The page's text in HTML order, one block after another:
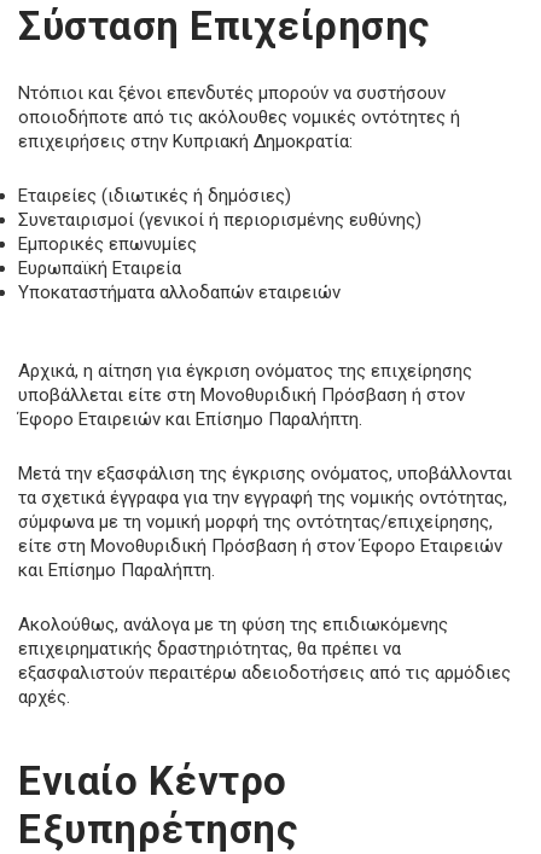
Σύσταση Επιχείρησης
Ντόπιοι και ξένοι επενδυτές μπορούν να συστήσουν
οποιοδήποτε από τις ακόλουθες νομικές οντότητες ή
επιχειρήσεις στην Κυπριακή Δημοκρατία:
Εταιρείες (ιδιωτικές ή δημόσιες)
Συνεταιρισμοί (γενικοί ή περιορισμένης ευθύνης)
Εμπορικές επωνυμίες
Ευρωπαϊκή Εταιρεία
Υποκαταστήματα αλλοδαπών εταιρειών
Αρχικά, η αίτηση για έγκριση ονόματος της επιχείρησης
υποβάλλεται είτε στη Μονοθυριδική Πρόσβαση ή στον
Έφορο Εταιρειών και Επίσημο Παραλήπτη.
Μετά την εξασφάλιση της έγκρισης ονόματος, υποβάλλονται
τα σχετικά έγγραφα για την εγγραφή της νομικής οντότητας,
σύμφωνα με τη νομική μορφή της οντότητας/επιχείρησης,
είτε στη Μονοθυριδική Πρόσβαση ή στον Έφορο Εταιρειών
και Επίσημο Παραλήπτη.
Ακολούθως, ανάλογα με τη φύση της επιδιωκόμενης
επιχειρηματικής δραστηριότητας, θα πρέπει να
εξασφαλιστούν περαιτέρω αδειοδοτήσεις από τις αρμόδιες
αρχές.
Ενιαίο Κέντρο
Εξυπηρέτησης